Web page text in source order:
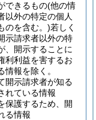
できるもの(他の情
以外の特定の個人
のを含む。)若しく
示請求者以外の特
、開示することに
利利益を害するお
情報を除く。
開示請求者が知る
れている情報
保護するため、開
る情報